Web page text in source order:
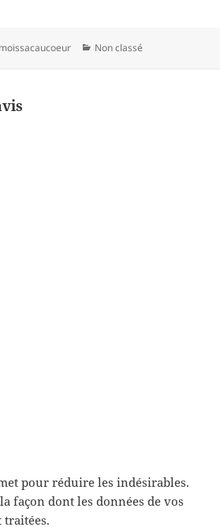
Auteur
moissacaucoeur Catégories
Non classé
pour réduire les indésirables.
façon dont les données de vos
traitées.